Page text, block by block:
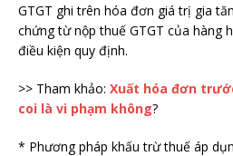
GTGT ghi trên hóa đơn giá trị gia
chứng từ nộp thuế GTGT của hàng
điều kiện quy định.
>> Tham khảo: Xuất hóa đơn
coi là vi phạm không?
* Phương pháp khấu trừ thuế áp